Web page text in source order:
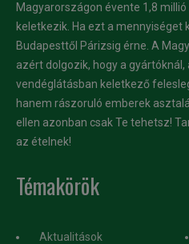
Magyarországon évente 1,8
keletkezik. Ha ezt a mennyiséget
Budapesttől Párizsig érne. A
azért dolgozik, hogy a
vendéglátásban keletkező
hanem rászoruló emberek
ellen azonban csak Te tehetsz!
az ételnek!
Témakörök
Aktualitások